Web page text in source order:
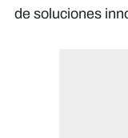
de soluciones